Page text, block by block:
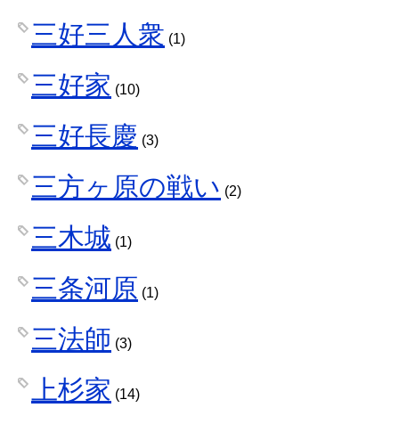
三好三人衆 (1)
三好家 (10)
三好長慶 (3)
三方ヶ原の戦い (2)
三木城 (1)
三条河原 (1)
三法師 (3)
上杉家 (14)